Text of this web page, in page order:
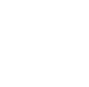
tarkoitus